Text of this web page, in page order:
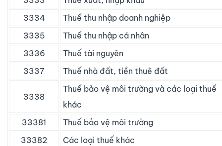
3334
Thuế thu nhập doanh nghiệp
3335
Thuế thu nhập cá nhân
3336
Thuế tài nguyên
3337
Thuế nhà đất, tiền thuê đất
3338
Thuế bảo vệ môi trường và các loại thuế
khác
33381
Thuế bảo vệ môi trường
33382
Các loại thuế khác